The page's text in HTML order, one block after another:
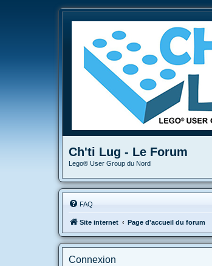
Ch'ti Lug - Le Forum
Lego® User Group du Nord
FAQ
Site internet Page d'accueil du forum
Connexion